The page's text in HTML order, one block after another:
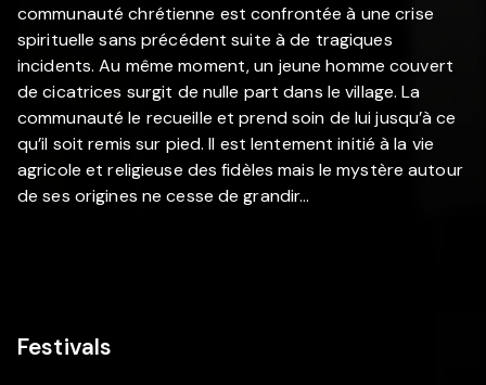
communauté chrétienne est confrontée à une crise
spirituelle sans précédent suite à de tragiques
incidents. Au même moment, un jeune homme couvert
de cicatrices surgit de nulle part dans le village. La
communauté le recueille et prend soin de lui jusqu’à ce
qu’il soit remis sur pied. Il est lentement initié à la vie
agricole et religieuse des fidèles mais le mystère autour
de ses origines ne cesse de grandir...
Festivals